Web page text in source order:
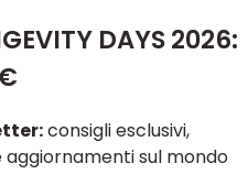
DAYS 2026:
consigli esclusivi,
sul mondo